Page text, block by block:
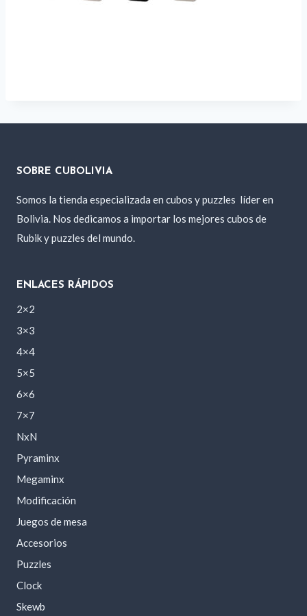
SOBRE CUBOLIVIA
Somos la tienda especializada en cubos y puzzles líder en
Bolivia. Nos dedicamos a importar los mejores cubos de
Rubik y puzzles del mundo.
ENLACES RÁPIDOS
2×2
3×3
4×4
5×5
6×6
7×7
NxN
Pyraminx
Megaminx
Modificación
Juegos de mesa
Accesorios
Puzzles
Clock
Skewb